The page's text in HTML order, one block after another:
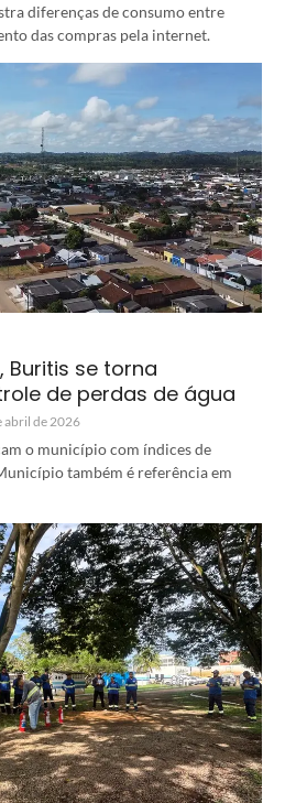
diferenças de consumo entre
das compras pela internet.
Buritis se torna
de perdas de água
abril de 2026
o município com índices de
também é referência em